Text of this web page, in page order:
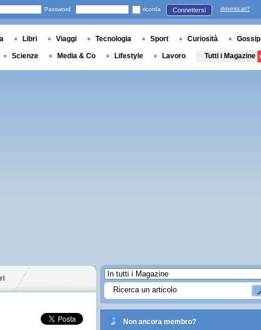
Non ancora membro?
Password ricorda Connettersi dimenticati?
Libri Viaggi Tecnologia Sport Curiosità Gossip
Scienze Media & Co Lifestyle Lavoro Tutti i Magazine